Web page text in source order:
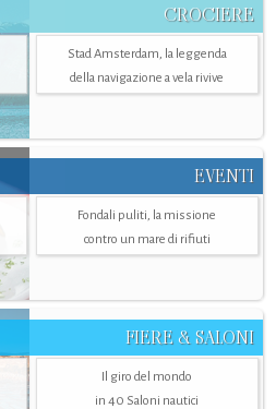
CROCIERE
Stad Amsterdam, la leggenda
della navigazione a vela rivive
EVENTI
Fondali puliti, la missione
contro un mare di rifiuti
FIERE & SALONI
Il giro del mondo
in 40 Saloni nautici